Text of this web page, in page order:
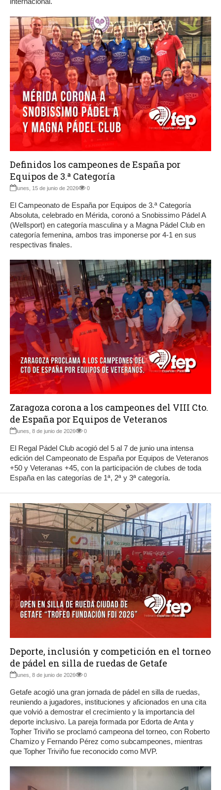
Definidos los campeones de España por
Equipos de 3.ª Categoría
lunes, 15 de junio de 2026 0
El Campeonato de España por Equipos de 3.ª Categoría
Absoluta, celebrado en Mérida, coronó a Snobissimo Pádel A
(Wellsport) en categoría masculina y a Magna Pádel Club en
categoría femenina, ambos tras imponerse por 4-1 en sus
respectivas finales.
Zaragoza corona a los campeones del VIII Cto.
de España por Equipos de Veteranos
lunes, 8 de junio de 2026 0
El Regal Pádel Club acogió del 5 al 7 de junio una intensa
edición del Campeonato de España por Equipos de Veteranos
+50 y Veteranas +45, con la participación de clubes de toda
España en las categorías de 1ª, 2ª y 3ª categoría.
Deporte, inclusión y competición en el torneo
de pádel en silla de ruedas de Getafe
lunes, 8 de junio de 2026 0
Getafe acogió una gran jornada de pádel en silla de ruedas,
reuniendo a jugadores, instituciones y aficionados en una cita
que volvió a demostrar el crecimiento y la importancia del
deporte inclusivo. La pareja formada por Edorta de Anta y
Topher Triviño se proclamó campeona del torneo, con Roberto
Chamizo y Fernando Pérez como subcampeones, mientras
que Topher Triviño fue reconocido como MVP.